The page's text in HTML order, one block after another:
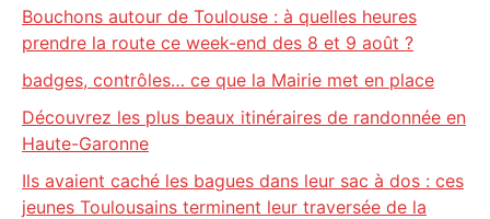
Bouchons autour de Toulouse : à quelles heures
prendre la route ce week-end des 8 et 9 août ?
badges, contrôles… ce que la Mairie met en place
Découvrez les plus beaux itinéraires de randonnée en
Haute-Garonne
Ils avaient caché les bagues dans leur sac à dos : ces
jeunes Toulousains terminent leur traversée de la